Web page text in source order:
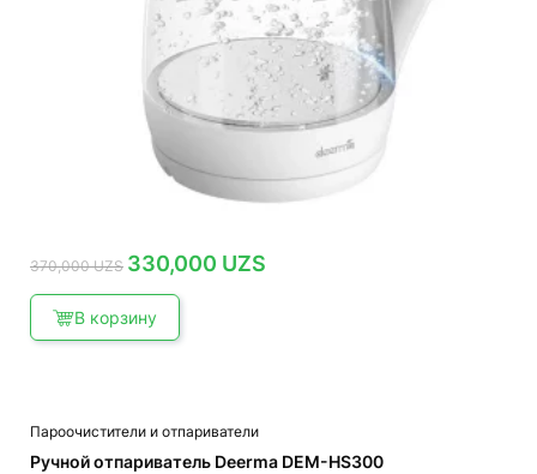
370,000UZS Первоначальная
цена
370,000 UZS.
330,000 UZS
В корзину
Пароочистители и отпариватели
Ручной отпариватель Deerma DEM-HS300